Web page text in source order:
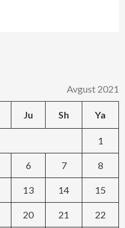
Avgust 2021
Ju Sh Ya
1
6 7 8
13 14 15
20 21 22